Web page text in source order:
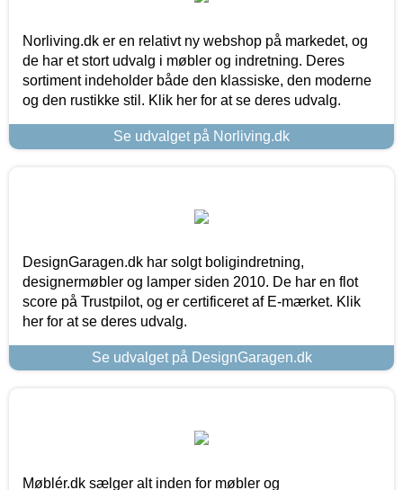
Norliving.dk er en relativt ny webshop på markedet, og
de har et stort udvalg i møbler og indretning. Deres
sortiment indeholder både den klassiske, den moderne
og den rustikke stil. Klik her for at se deres udvalg.
Se udvalget på Norliving.dk
DesignGaragen.dk har solgt boligindretning,
designermøbler og lamper siden 2010. De har en flot
score på Trustpilot, og er certificeret af E-mærket. Klik
her for at se deres udvalg.
Se udvalget på DesignGaragen.dk
Møblér.dk sælger alt inden for møbler og